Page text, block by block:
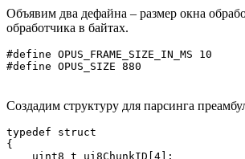
Объявим два дефайна – размер окна
обработчика в байтах.
#define OPUS_FRAME_SIZE_IN_MS 10
#define OPUS_SIZE 880
Создадим структуру для парсинга
typedef struct
{
    uint8_t ui8ChunkID[4];